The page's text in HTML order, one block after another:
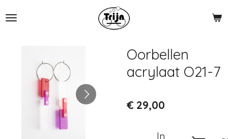
direct
hoofdinhoud
Oorbellen
acrylaat O21-7
€ 29,00
In